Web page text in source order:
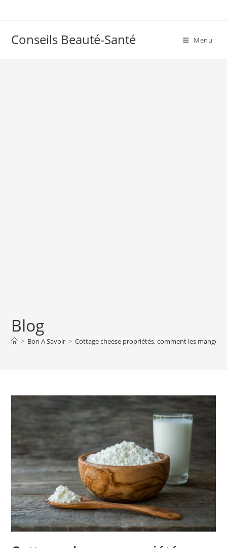
Conseils Beauté-Santé Menu
Blog
> Bon A Savoir > Cottage cheese propriétés, comment les manger